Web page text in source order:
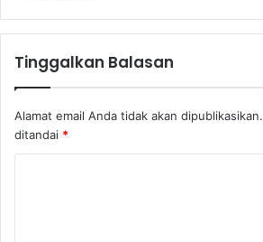
Tinggalkan Balasan
Alamat email Anda tidak akan dipublikasikan.
ditandai *